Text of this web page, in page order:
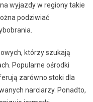
wyjazdy w regiony takie
podziwiać
którzy szukają
Popularne ośrodki
zarówno stoki dla
narciarzy. Ponadto,